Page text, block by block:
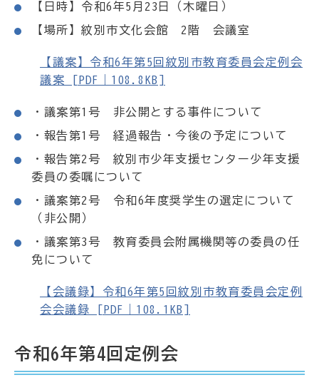
【日時】令和6年5月23日（木曜日）
【場所】紋別市文化会館 2階 会議室
【議案】令和6年第5回紋別市教育委員会定例会
議案 [PDF｜108.8KB]
・議案第1号 非公開とする事件について
・報告第1号 経過報告・今後の予定について
・報告第2号 紋別市少年支援センター少年支援
委員の委嘱について
・議案第2号 令和6年度奨学生の選定について
（非公開）
・議案第3号 教育委員会附属機関等の委員の任
免について
【会議録】令和6年第5回紋別市教育委員会定例
会会議録 [PDF｜108.1KB]
令和6年第4回定例会